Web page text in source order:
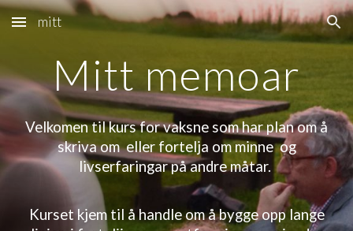
Skip to main content Skip to navigation
mitt
Mitt memoar
Velkomen til kurs for vaksne som har plan om å
skriva om eller fortelja om minne og
livserfaringar på andre måtar.
Kursetkjem til å handle om å bygge opp lange